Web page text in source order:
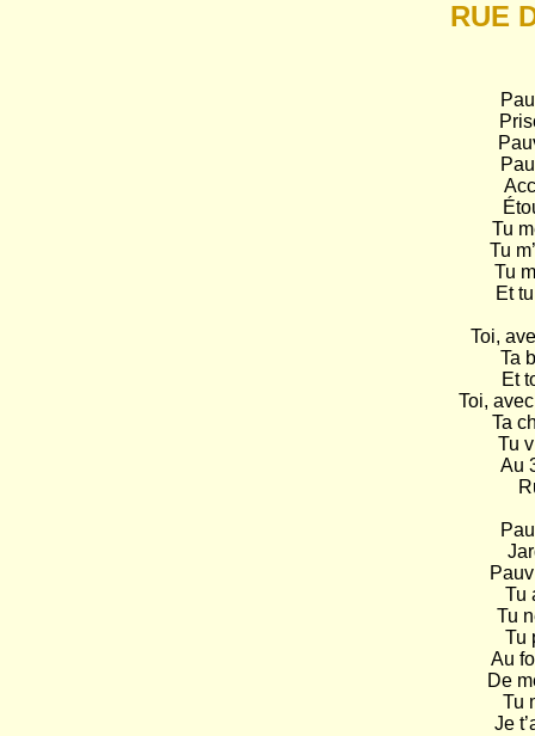
RUE
Tu
Tu
Tu
Et
Toi,
Ta
Et
Toi,
Ta
Tu
Au
Tu
Tu
Tu
Au
De
Tu
Je